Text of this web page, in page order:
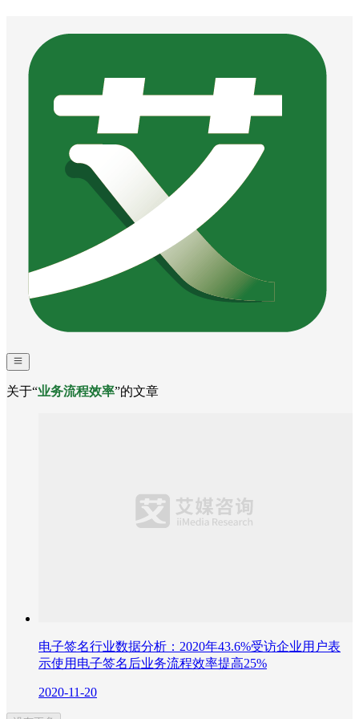
关于“业务流程效率”的文章
电子签名行业数据分析：2020年43.6%受访企业用户表
示使用电子签名后业务流程效率提高25%
2020-11-20